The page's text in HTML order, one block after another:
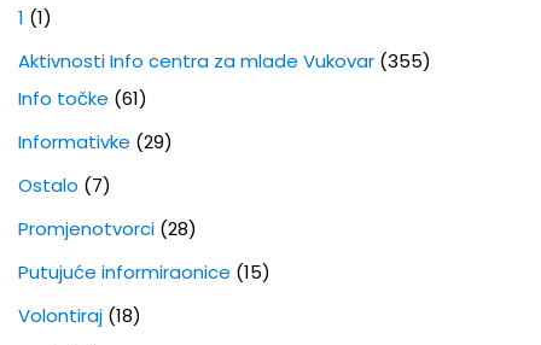
1 (1)
Aktivnosti Info centra za mlade Vukovar (355)
Info točke (61)
Informativke (29)
Ostalo (7)
Promjenotvorci (28)
Putujuće informiraonice (15)
Volontiraj (18)